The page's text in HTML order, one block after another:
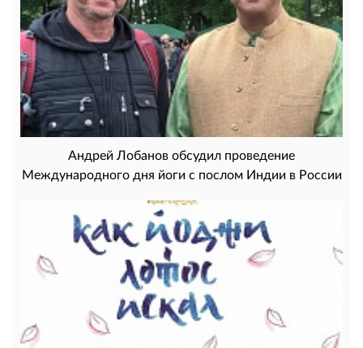
Андрей Лобанов обсудил проведение
Международного дня йоги с послом Индии в России